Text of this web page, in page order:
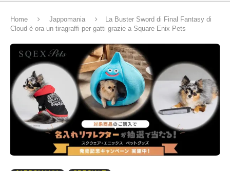
Home Jappomania
La Buster Sword di Final Fantasy di
Cloud è ora un tiragraffi per gatti grazie a Square Enix Pets